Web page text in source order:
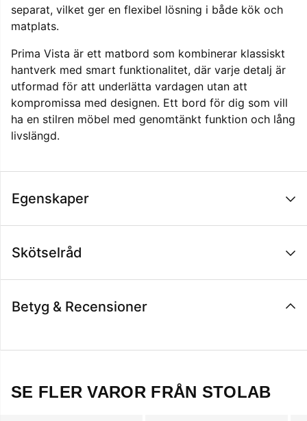
separat, vilket ger en flexibel lösning i både kök och
matplats.
Prima Vista är ett matbord som kombinerar klassiskt
hantverk med smart funktionalitet, där varje detalj är
utformad för att underlätta vardagen utan att
kompromissa med designen. Ett bord för dig som vill
ha en stilren möbel med genomtänkt funktion och lång
livslängd.
Egenskaper
Skötselråd
Betyg & Recensioner
SE FLER VAROR FRÅN STOLAB